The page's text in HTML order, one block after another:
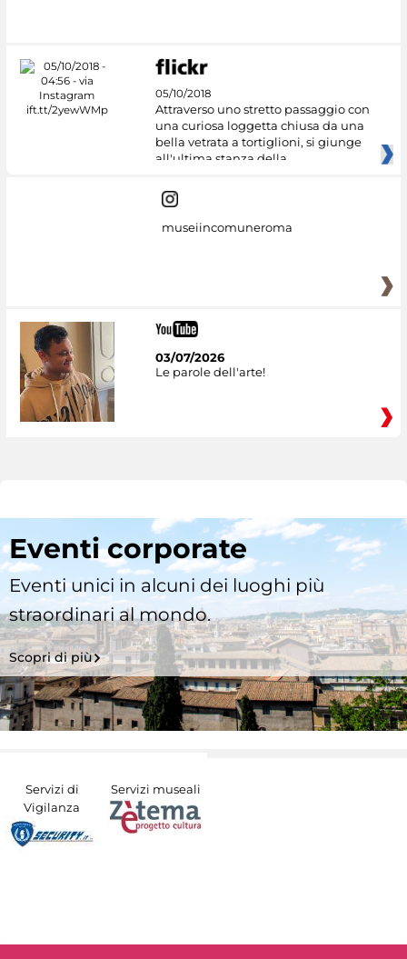
05/10/2018
Attraverso uno stretto passaggio con
una curiosa loggetta chiusa da una
bella vetrata a tortiglioni, si giunge
all'ultima stanza della
museiincomuneroma
03/07/2026
Le parole dell'arte!
Eventi corporate
Eventi unici in alcuni dei luoghi più
straordinari al mondo.
Scopri di più
Servizi di
Vigilanza
Servizi museali